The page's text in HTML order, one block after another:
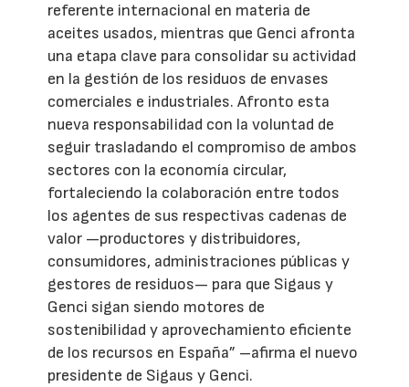
referente internacional en materia de
aceites usados, mientras que Genci afronta
una etapa clave para consolidar su actividad
en la gestión de los residuos de envases
comerciales e industriales. Afronto esta
nueva responsabilidad con la voluntad de
seguir trasladando el compromiso de ambos
sectores con la economía circular,
fortaleciendo la colaboración entre todos
los agentes de sus respectivas cadenas de
valor —productores y distribuidores,
consumidores, administraciones públicas y
gestores de residuos— para que Sigaus y
Genci sigan siendo motores de
sostenibilidad y aprovechamiento eficiente
de los recursos en España” –afirma el nuevo
presidente de Sigaus y Genci.